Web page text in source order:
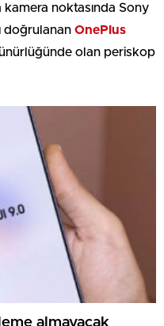
noktasında Sony
doğrulanan OnePlus
olan periskop
almayacak